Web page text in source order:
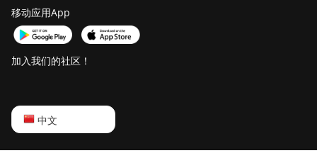
移动应用App
加入我们的社区！
中文
English